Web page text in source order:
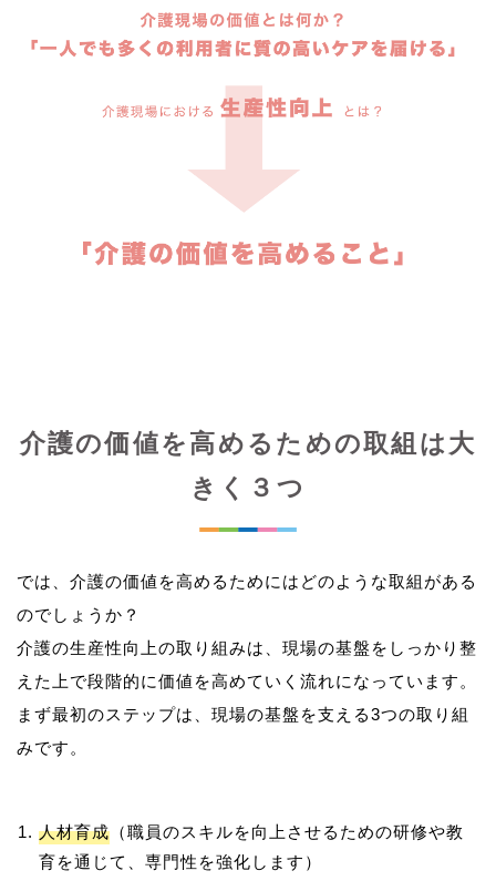
介護の価値を高めるための取組は大
きく３つ
では、介護の価値を高めるためにはどのような取組がある
のでしょうか？
介護の生産性向上の取り組みは、現場の基盤をしっかり整
えた上で段階的に価値を高めていく流れになっています。
まず最初のステップは、現場の基盤を支える3つの取り組
人材育成 （職員のスキルを向上させるための研修や教
育を通じて、専門性を強化します）